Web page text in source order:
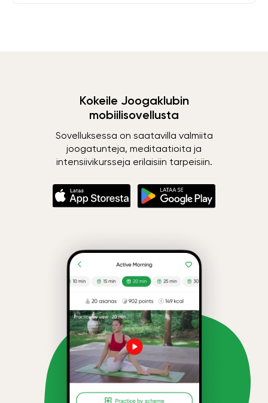
Kokeile Joogaklubin
mobiilisovellusta
Sovelluksessa on saatavilla valmiita
joogatunteja, meditaatioita ja
intensiivikursseja erilaisiin tarpeisiin.